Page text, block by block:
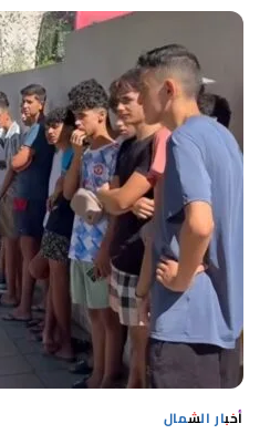
تحسم
الجدل:
التسوية
الجماعية
لا
تشمل
وافدي
العبور
إلى
سبتة
يوم
30
يوليوز
أخبار الشمال